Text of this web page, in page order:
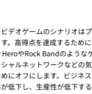
デオゲームのシナリオは
。高得点を達成するため
やRock Bandのような
ャルネットワークなどの
にオフにします。ビジネ
低下し、生産性が低下する